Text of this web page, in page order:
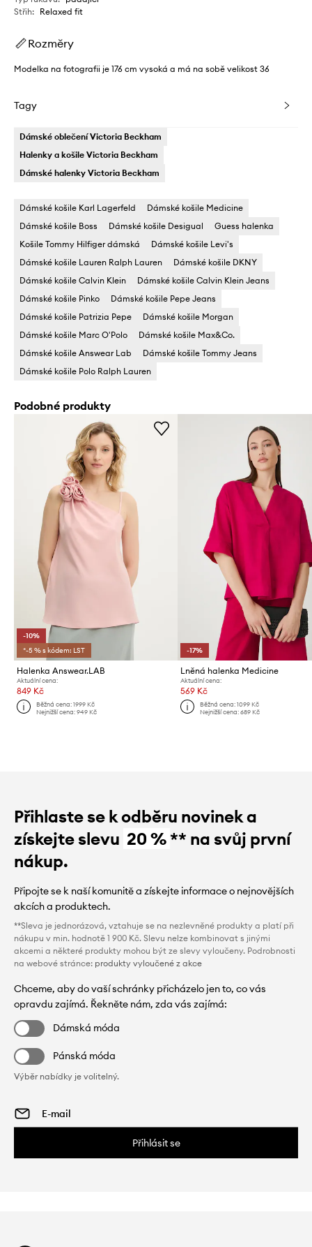
Střih: Relaxed fit
Rozměry
Modelka na fotografii je 176 cm vysoká a má na sobě velikost 36
Tagy
Dámské oblečení Victoria Beckham
Halenky a košile Victoria Beckham
Dámské halenky Victoria Beckham
Dámské košile Karl Lagerfeld
Dámské košile Medicine
Dámské košile Boss
Dámské košile Desigual
Guess halenka
Košile Tommy Hilfiger dámská
Dámské košile Levi's
Dámské košile Lauren Ralph Lauren
Dámské košile DKNY
Dámské košile Calvin Klein
Dámské košile Calvin Klein Jeans
Dámské košile Pinko
Dámské košile Pepe Jeans
Dámské košile Patrizia Pepe
Dámské košile Morgan
Dámské košile Marc O'Polo
Dámské košile Max&Co.
Dámské košile Answear Lab
Dámské košile Tommy Jeans
Dámské košile Polo Ralph Lauren
Podobné produkty
-10%
*-5 % s kódem: LST
Halenka Answear.LAB
Aktuální cena:
849 Kč
Běžná cena:1999 Kč
Nejnižší cena:949 Kč
-17%
Lněná halenka Medicine
Aktuální cena:
569 Kč
Běžná cena: 1099 Kč
Nejnižší cena: 689 Kč
Přihlaste se k odběru novinek a
získejte slevu 20 %** na svůj první
nákup.
Připojte se k naší komunitě a získejte informace o nejnovějších
akcích a produktech.
**Sleva je jednorázová, vztahuje se na nezlevněné produkty a platí při
nákupu v min. hodnotě 1 900 Kč. Slevu nelze kombinovat s jinými
akcemi a některé produkty mohou být ze slevy vyloučeny. Podrobnosti
na webové stránce: produkty vyloučené z akce
Chceme, aby do vaší schránky přicházelo jen to, co vás
opravdu zajímá. Řekněte nám, zda vás zajímá:
Dámská móda
Pánská móda
Výběr nabídky je volitelný.
Přihlásit se